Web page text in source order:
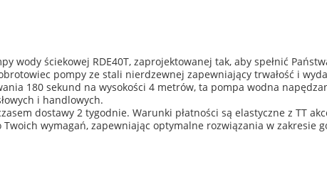
wody ściekowej RDE40T, zaprojektowanej tak, aby spełnić
pompy ze stali nierdzewnej zapewniający trwałość i
180 sekund na wysokości 4 metrów, ta pompa wodna
i handlowych.
dostawy 2 tygodnie. Warunki płatności są elastyczne z TT
wymagań, zapewniając optymalne rozwiązania w zakresie